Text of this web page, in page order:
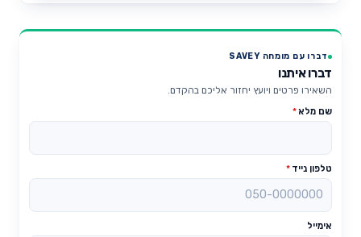
דברו עם מומחה SAVEY
דברו איתנו
השאירו פרטים ויועץ יחזור אליכם בהקדם.
שם מלא*
טלפון נייד *
אימייל